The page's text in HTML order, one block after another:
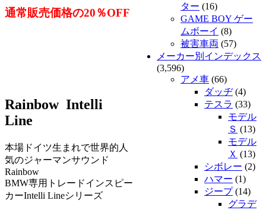
通常販売価格の20％OFF
Rainbow Intelli
Line
本場ドイツ生まれで世界的人
気のジャーマンサウンド
Rainbow
BMW専用トレードインスピー
カーIntelli Lineシリーズ
ター (16)
GAME BOY ゲー
ムボーイ (8)
被害車両 (57)
メーカー別インデックス
(3,596)
アメ車 (66)
ダッヂ(4)
テスラ (33)
モデル
Ｓ (13)
モデル
Ｘ (13)
シボレー (2)
ハマー (1)
ジープ(14)
グラデ